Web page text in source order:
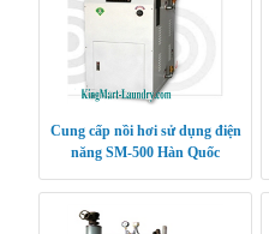
Cung cấp nồi hơi sử dụng điện
năng SM-500 Hàn Quốc